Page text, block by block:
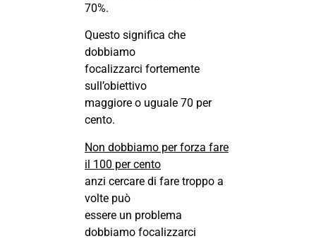
70%.
Questo significa che
dobbiamo
focalizzarci fortemente
sull’obiettivo
maggiore o uguale 70 per
cento.
Non dobbiamo per forza fare
il 100 per cento
anzi cercare di fare troppo a
volte può
essere un problema
dobbiamo focalizzarci